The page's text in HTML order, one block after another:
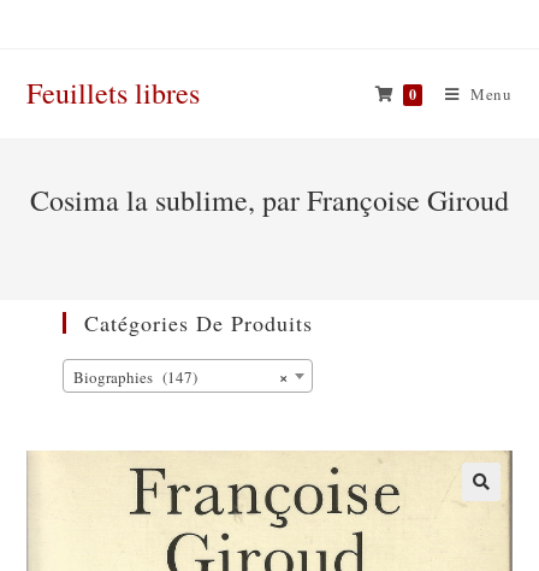
Feuillets libres 0 Menu
Cosima la sublime, par Françoise Giroud
Catégories De Produits
×
Biographies (147)